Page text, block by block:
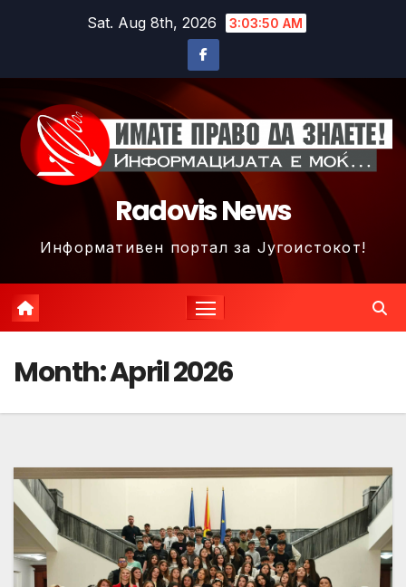
Sat. Aug 8th, 2026 3:03:52 AM
Radovis News
Информативен портал за Југоистокот!
Month:April 2026